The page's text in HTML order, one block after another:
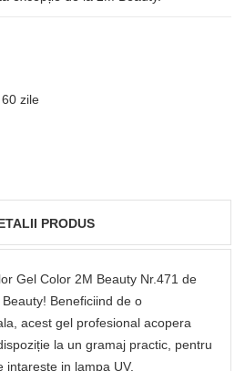
zile
PRODUS
Gel Color 2M Beauty Nr.471 de
Beneficiind de o
acest gel profesional acopera
la un gramaj practic, pentru
intareste in lampa UV.